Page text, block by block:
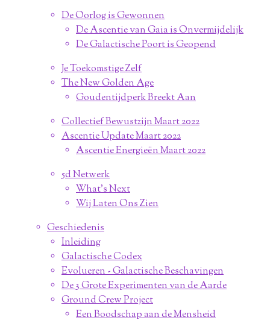
De Oorlog is Gewonnen
De Ascentie van Gaia is Onvermijdelijk
De Galactische Poort is Geopend
Je Toekomstige Zelf
The New Golden Age
Goudentijdperk Breekt Aan
Collectief Bewustzijn Maart 2022
Ascentie Update Maart 2022
Ascentie Energieën Maart 2022
5d Netwerk
What's Next
Wij Laten Ons Zien
Geschiedenis
Inleiding
Galactische Codex
Evolueren - Galactische Beschavingen
De 3 Grote Experimenten van de Aarde
Ground Crew Project
Een Boodschap aan de Mensheid